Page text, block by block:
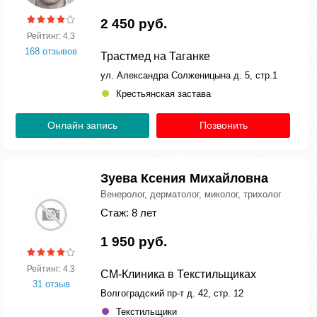
Рейтинг: 4.3
168 отзывов
2 450 руб.
Трастмед на Таганке
ул. Александра Солженицына д. 5, стр.1
Крестьянская застава
Онлайн запись Позвонить
Рейтинг: 4.3
31 отзыв
Зуева Ксения Михайловна
Венеролог, дерматолог, миколог, трихолог
Стаж: 8 лет
1 950 руб.
СМ-Клиника в Текстильщиках
Волгоградский пр-т д. 42, стр. 12
Текстильщики